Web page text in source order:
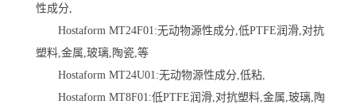
性成分,
Hostaform MT24F01:无动物源性成分,低PTFE润滑,对抗
塑料,金属,玻璃,陶瓷,等
Hostaform MT24U01:无动物源性成分,低粘,
Hostaform MT8F01:低PTFE润滑,对抗塑料,金属,玻璃,陶